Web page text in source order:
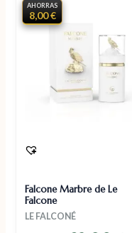
AHORRAS
8,00 €
Falcone Marbre de Le
Falcone
LE FALCONÉ